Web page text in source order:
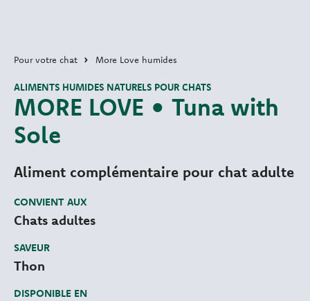
Pour votre chat More Love humides
MORE LOVE • Tuna with
Sole
ALIMENTS HUMIDES NATURELS POUR CHATS
Aliment complémentaire pour chat adulte
CONVIENT AUX
Chats adultes
SAVEUR
Thon
DISPONIBLE EN